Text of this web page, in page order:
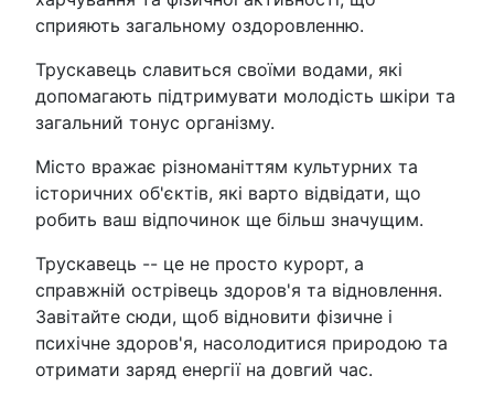
сприяють загальному оздоровленню.
Трускавець славиться своїми водами, які
допомагають підтримувати молодість шкіри та
загальний тонус організму.
Місто вражає різноманіттям культурних та
історичних об'єктів, які варто відвідати, що
робить ваш відпочинок ще більш значущим.
Трускавець -- це не просто курорт, а
справжній острівець здоров'я та відновлення.
Завітайте сюди, щоб відновити фізичне і
психічне здоров'я, насолодитися природою та
отримати заряд енергії на довгий час.